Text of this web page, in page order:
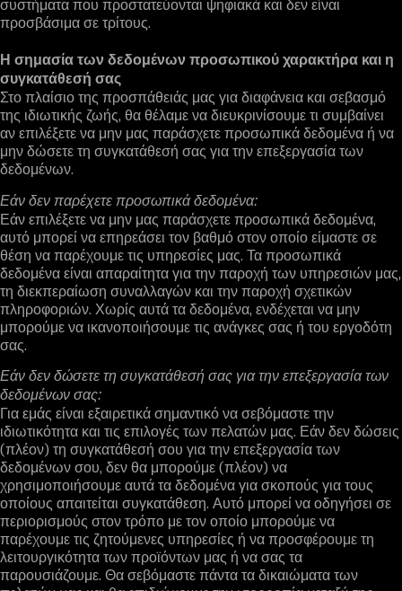
συστήματα που προστατεύονται ψηφιακά και δεν είναι
προσβάσιμα σε τρίτους.
Η σημασία των δεδομένων προσωπικού χαρακτήρα και η
συγκατάθεσή σας
Στο πλαίσιο της προσπάθειάς μας για διαφάνεια και σεβασμό
της ιδιωτικής ζωής, θα θέλαμε να διευκρινίσουμε τι συμβαίνει
αν επιλέξετε να μην μας παράσχετε προσωπικά δεδομένα ή να
μην δώσετε τη συγκατάθεσή σας για την επεξεργασία των
δεδομένων.
Εάν δεν παρέχετε προσωπικά δεδομένα:
Εάν επιλέξετε να μην μας παράσχετε προσωπικά δεδομένα,
αυτό μπορεί να επηρεάσει τον βαθμό στον οποίο είμαστε σε
θέση να παρέχουμε τις υπηρεσίες μας. Τα προσωπικά
δεδομένα είναι απαραίτητα για την παροχή των υπηρεσιών μας,
τη διεκπεραίωση συναλλαγών και την παροχή σχετικών
πληροφοριών. Χωρίς αυτά τα δεδομένα, ενδέχεται να μην
μπορούμε να ικανοποιήσουμε τις ανάγκες σας ή του εργοδότη
σας.
Εάν δεν δώσετε τη συγκατάθεσή σας για την επεξεργασία των
δεδομένων σας:
Για εμάς είναι εξαιρετικά σημαντικό να σεβόμαστε την
ιδιωτικότητα και τις επιλογές των πελατών μας. Εάν δεν δώσεις
(πλέον) τη συγκατάθεσή σου για την επεξεργασία των
δεδομένων σου, δεν θα μπορούμε (πλέον) να
χρησιμοποιήσουμε αυτά τα δεδομένα για σκοπούς για τους
οποίους απαιτείται συγκατάθεση. Αυτό μπορεί να οδηγήσει σε
περιορισμούς στον τρόπο με τον οποίο μπορούμε να
παρέχουμε τις ζητούμενες υπηρεσίες ή να προσφέρουμε τη
λειτουργικότητα των προϊόντων μας ή να σας τα
παρουσιάζουμε. Θα σεβόμαστε πάντα τα δικαιώματα των